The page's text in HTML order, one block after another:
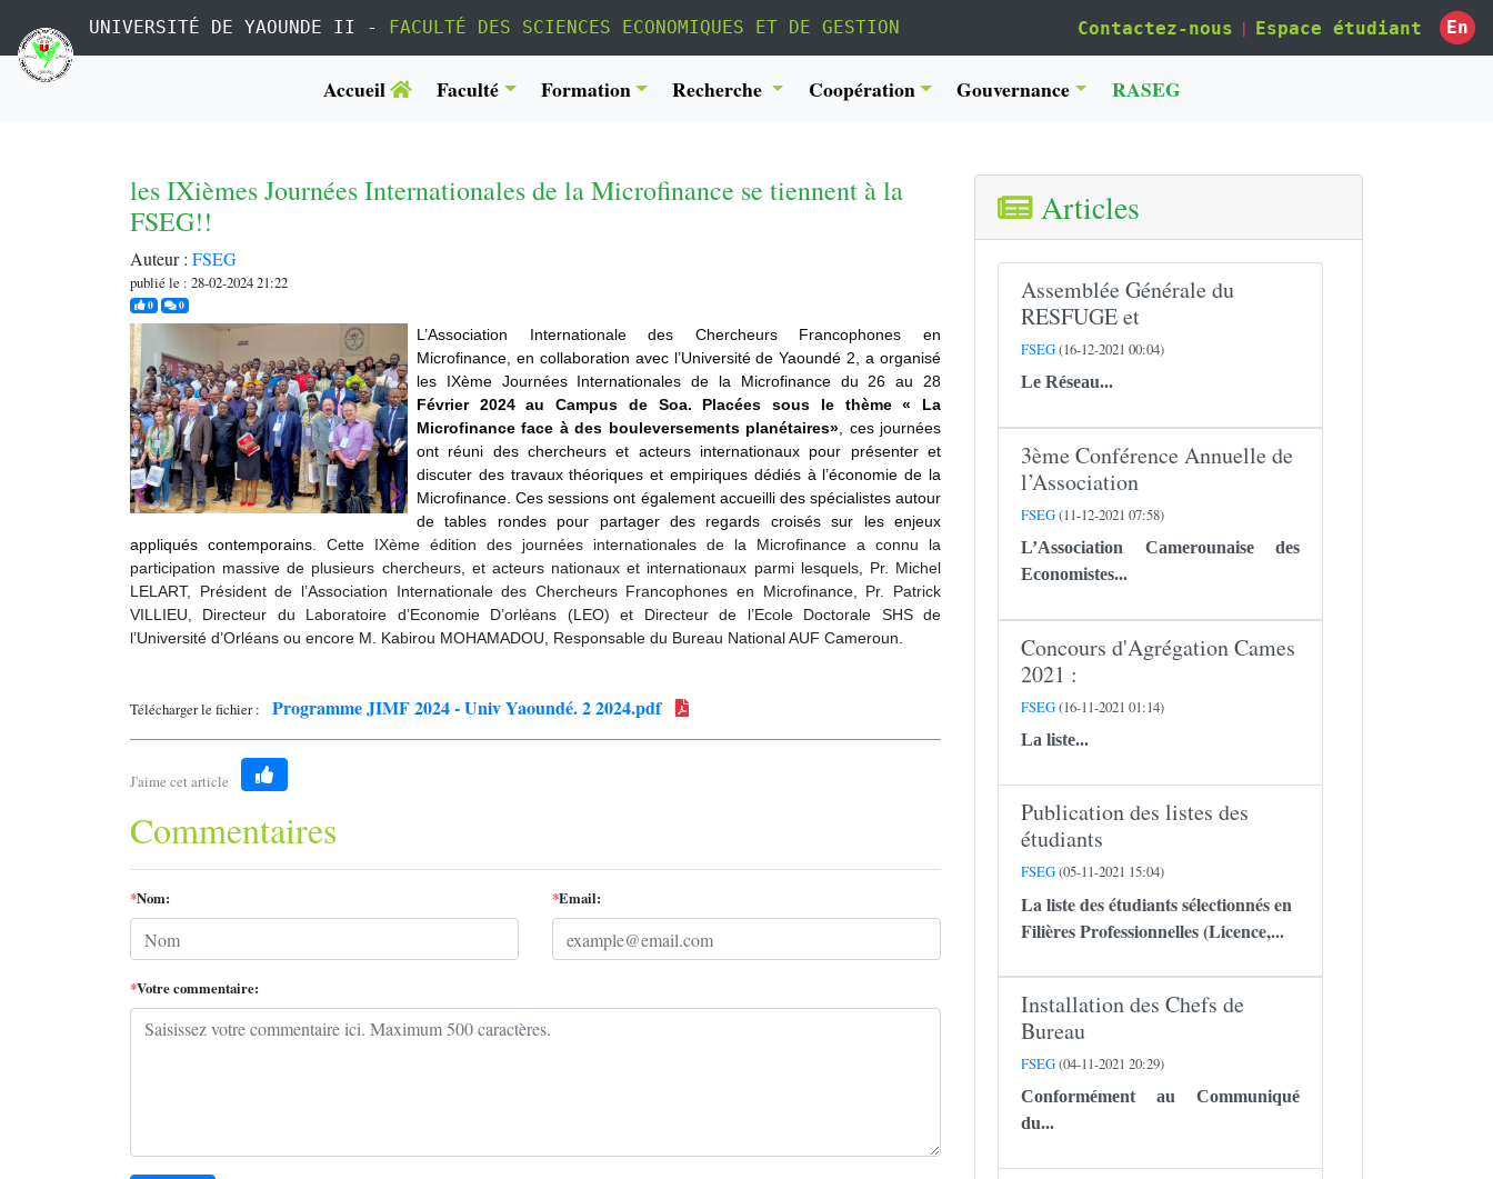
UNIVERSITÉ DE YAOUNDE II - FACULTÉ DES SCIENCES ECONOMIQUES ET DE GESTION Contactez-nous | Espace étudiant En
Accueil Faculté Formation Recherche Coopération Gouvernance RASEG
les IXièmes Journées Internationales de la Microfinance se tiennent à la
FSEG!!
Auteur : FSEG
publié le : 28-02-2024 21:22
0j'aime0commentaires
L’Association Internationale des Chercheurs Francophones en
Microfinance, en collaboration avec l’Université de Yaoundé 2, a organisé
les IXème Journées Internationales de la Microfinance du 26 au 28
Février 2024 au Campus de Soa. Placées sous le thème« La
Microfinance face à des bouleversements planétaires» , ces journées
ont réuni des chercheurs et acteurs internationaux pour présenter et
discuter des travaux théoriques et empiriques dédiés à l’économie de la
Microfinance. Ces sessions ont également accueilli des spécialistes autour
de tables rondes pour partager des regards croisés sur les enjeux
appliqués contemporains . Cette IXème édition des journées internationales de la Microfinance a connu la
participation massive de plusieurs chercheurs, et acteurs nationaux et internationaux parmi lesquels, Pr. Michel
LELART, Président de l’Association Internationale des Chercheurs Francophones en Microfinance, Pr. Patrick
VILLIEU, Directeur du Laboratoire d’Economie D’orléans (LEO) et Directeur de l’Ecole Doctorale SHS de
l’Université d’Orléans ou encore M. Kabirou MOHAMADOU, Responsable du Bureau National AUF Cameroun.
Télécharger le fichier : Programme JIMF 2024 - Univ Yaoundé. 2 2024.pdf
J'aime cet article
Like
Commentaires
*Nom: *Email:
*Votre commentaire:
Articles
Assemblée Générale du
RESFUGE et
FSEG(16-12-2021 00:04)
Le Réseau...
3ème Conférence Annuelle de
l’Association
FSEG(11-12-2021 07:58)
L’Association Camerounaise des
Economistes...
Concours d'Agrégation Cames
2021 :
FSEG(16-11-2021 01:14)
La liste...
Publication des listes des
étudiants
FSEG(05-11-2021 15:04)
La liste des étudiants sélectionnés en
Filières Professionnelles (Licence,...
Installation des Chefs de
Bureau
FSEG(04-11-2021 20:29)
Conformément au Communiqué
du...